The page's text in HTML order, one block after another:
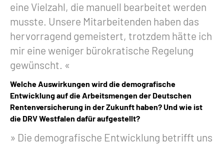
eine Vielzahl, die manuell bearbeitet werden
musste. Unsere Mitarbeitenden haben das
hervorragend gemeistert, trotzdem hätte ich
mir eine weniger bürokratische Regelung
gewünscht.
Welche Auswirkungen wird die demografische
Entwicklung auf die Arbeitsmengen der Deutschen
Rentenversicherung in der Zukunft haben? Und wie ist
die DRV Westfalen dafür aufgestellt?
Die demografische Entwicklung betrifft uns